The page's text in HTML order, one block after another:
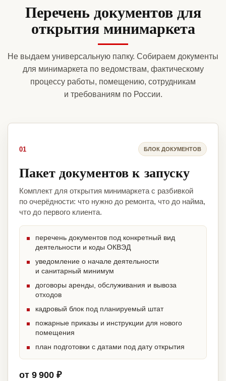
Перечень документов для
открытия минимаркета
Не выдаем универсальную папку. Собираем документы
для минимаркета по ведомствам, фактическому
процессу работы, помещению, сотрудникам
и требованиям по России.
01 БЛОК ДОКУМЕНТОВ
Пакет документов к запуску
Комплект для открытия минимаркета с разбивкой
по очерёдности: что нужно до ремонта, что до найма,
что до первого клиента.
перечень документов под конкретный вид
деятельности и коды ОКВЭД
уведомление о начале деятельности
и санитарный минимум
договоры аренды, обслуживания и вывоза
отходов
кадровый блок под планируемый штат
пожарные приказы и инструкции для нового
помещения
план подготовки с датами под дату открытия
от 9 900 ₽